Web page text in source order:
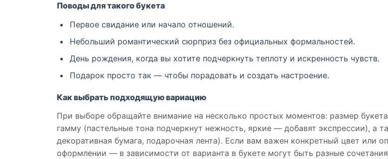
Поводы для такого букета
Первое свидание или начало отношений.
Небольший романтический сюрприз без официальных формальностей.
День рождения, когда вы хотите подчеркнуть теплоту и искренность чувств.
Подарок просто так — чтобы порадовать и создать настроение.
Как выбрать подходящую вариацию
При выборе обращайте внимание на несколько простых моментов: размер
гамму (пастельные тона подчеркнут нежность, яркие — добавят экспрессии), а
декоративная бумага, подарочная лента). Если вам важен конкретный цвет или
оформлении — в зависимости от варианта в букете могут быть разные